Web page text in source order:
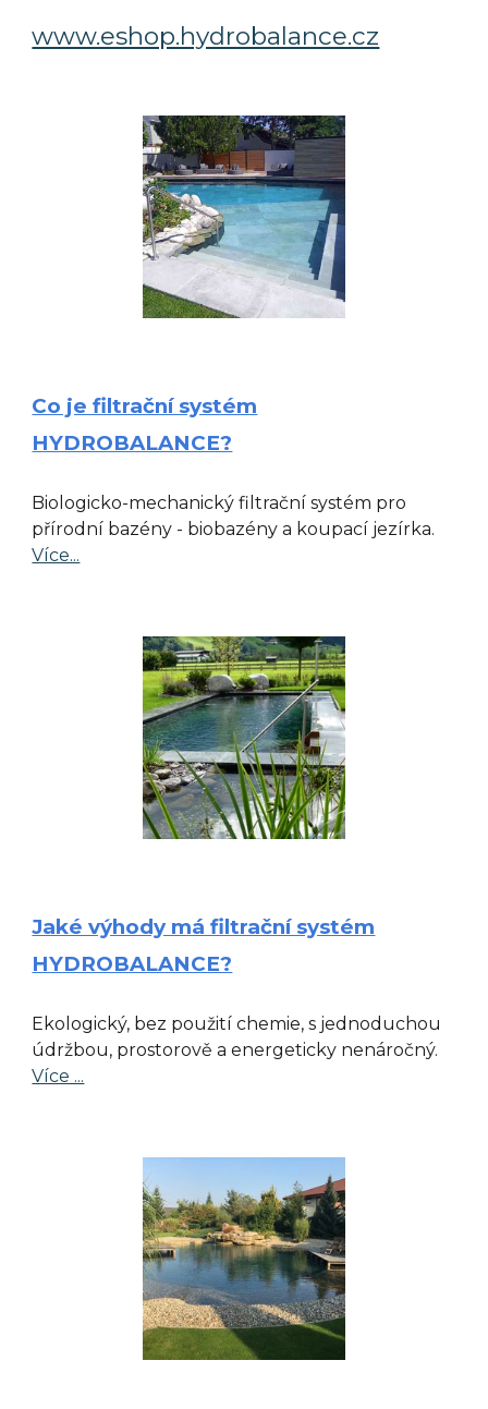
www.eshop.hydrobalance.cz
Co je filtrační systém
HYDROBALANCE?
Biologicko-mechanický filtrační systém pro
přírodní bazény - biobazény a koupací jezírka.
Více...
Jaké výhody má filtrační systém
HYDROBALANCE?
Ekologický, bez použití chemie, s jednoduchou
údržbou, prostorově a energeticky nenáročný.
Více ...